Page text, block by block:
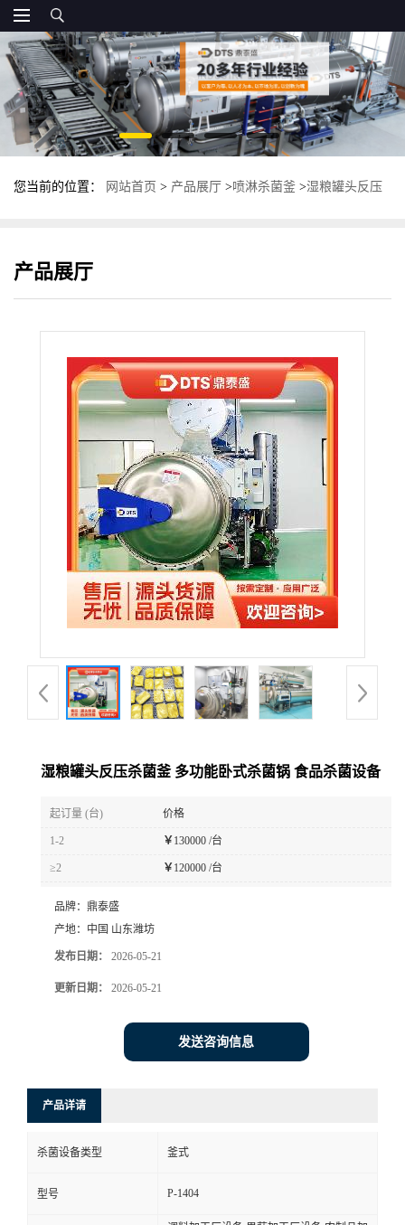
您当前的位置： 网站首页 > 产品展厅 >喷淋杀菌釜 >湿粮罐头反压
产品展厅
湿粮罐头反压杀菌釜 多功能卧式杀菌锅 食品杀菌设备
起订量 (台) 价格
1-2 ￥ 130000 /台
≥2 ￥ 120000 /台
品牌： 鼎泰盛
产地： 中国 山东潍坊
发布日期： 2026-05-21
更新日期： 2026-05-21
发送咨询信息
产品详请
杀菌设备类型 釜式
型号 P-1404